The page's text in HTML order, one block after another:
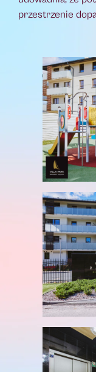
przestrzenie